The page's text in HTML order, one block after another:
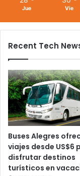
Jue Vie
Recent Tech
Buses Alegres
viajes desde US$6
disfrutar destinos
turísticos en